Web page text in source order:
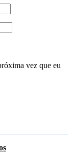
vez que eu